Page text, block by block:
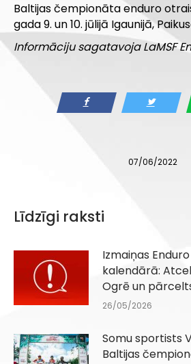
Baltijas čempionāta enduro
gada 9. un 10. jūlijā Igaunijā,
Informāciju sagatavoja LaMSF
07/06/2022
Līdzīgi raksti
Izmaiņas
kalendārā:
Ogrē un
26/05/2026
Somu sportists
Baltijas